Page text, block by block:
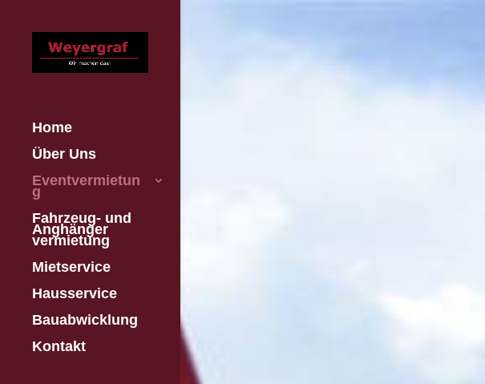
Home
Über Uns
Eventvermietun
g
Fahrzeug- und
Anghänger
vermietung
Mietservice
Hausservice
Bauabwicklung
Kontakt